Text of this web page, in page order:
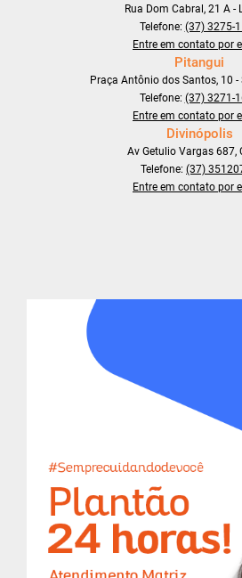
Rua Dom Cabral, 21 A -
Telefone: (37) 3275-
Entre em contato por
Pitangui
Praça Antônio dos Santos, 10 -
Telefone: (37) 3271-
Entre em contato por
Divinópolis
Av Getulio Vargas 687,
Telefone: (37)
Entre em contato por